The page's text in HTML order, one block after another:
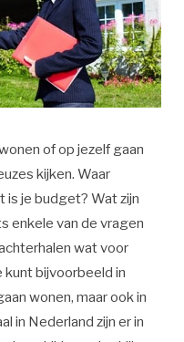
of op jezelf gaan
kijken. Waar
is je budget? Wat zijn
enkele van de vragen
wat voor
kunt bijvoorbeeld in
wonen, maar ook in
in Nederland zijn er in